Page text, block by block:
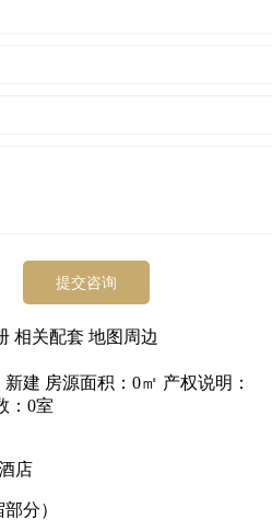
相关配套 地图周边
新建 房源面积：0㎡ 产权说明：
：0室
店
分）